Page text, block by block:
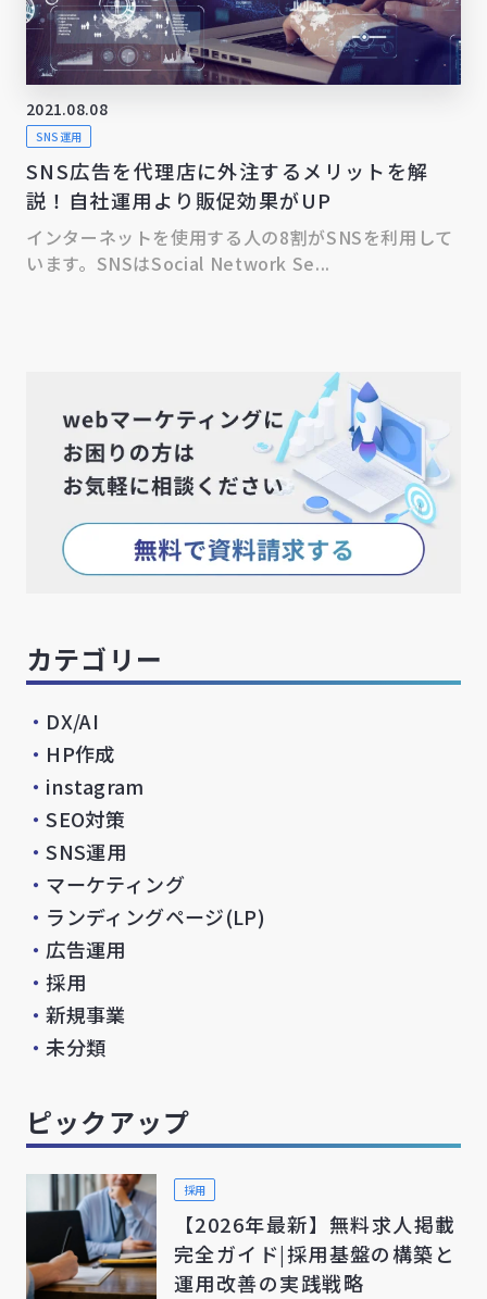
2021.08.08
SNS運用
SNS広告を代理店に外注するメリットを解
説！自社運用より販促効果がUP
インターネットを使用する人の8割がSNSを利用して
います。SNSはSocial Network Se...
カテゴリー
・ DX/AI
・ HP作成
・ instagram
・SEO対策
・SNS運用
・ マーケティング
・ ランディングページ(LP)
・ 広告運用
・採用
・新規事業
・未分類
ピックアップ
採用
【2026年最新】無料求人掲載
完全ガイド|採用基盤の構築と
運用改善の実践戦略